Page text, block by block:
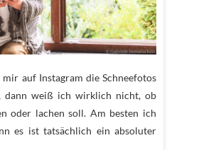
auf Instagram die Schneefotos
dann weiß ich wirklich nicht, ob
oder lachen soll. Am besten ich
es ist tatsächlich ein absoluter